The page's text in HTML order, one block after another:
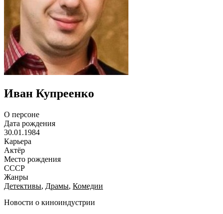
Иван Купреенко
О персоне
Дата рождения
30.01.1984
Карьера
Актёр
Место рождения
СССР
Жанры
Детективы, Драмы, Комедии
Новости о киноиндустрии